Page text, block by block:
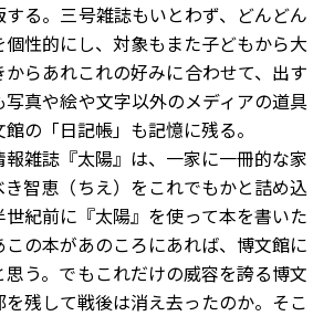
る。三号雑誌もいとわず、どんどん
個性的にし、対象もまた子どもから大
らあれこれの好みに合わせて、出す
真や絵や文字以外のメディアの道具
の「日記帳」も記憶に残る。
雑誌『太陽』は、一家に一冊的な家
智恵（ちえ）をこれでもかと詰め込
紀前に『太陽』を使って本を書いた
の本があのころにあれば、博文館に
う。でもこれだけの威容を誇る博文
残して戦後は消え去ったのか。そこ